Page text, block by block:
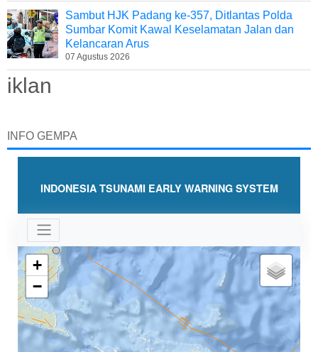
Sambut HJK Padang ke-357, Ditlantas Polda
Sumbar Komit Kawal Keselamatan Jalan dan
Kelancaran Arus
07 Agustus 2026
iklan
INFO GEMPA